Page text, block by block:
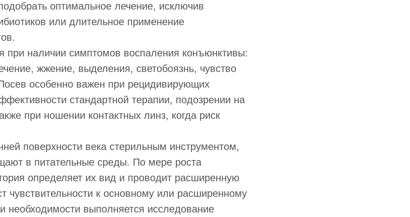
оптимальное лечение, исключив
или длительное применение
при наличии симптомов воспаления конъюнктивы:
жжение, выделения, светобоязнь, чувство
особенно важен при рецидивирующих
стандартной терапии, подозрении на
при ношении контактных линз, когда риск
поверхности века стерильным инструментом,
в питательные среды. По мере роста
определяет их вид и проводит расширенную
чувствительности к основному или расширенному
необходимости выполняется исследование